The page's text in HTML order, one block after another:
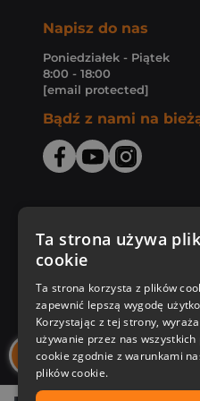
Napisz do nas
Poniedziałek - Piątek
8:00 - 18:00
[email protected]
Bądź z nami na
Zakupy u nas
Nasza oferta
Nasi autorzy
Ta strona używa
cookie
Ta strona korzysta z plików
zapewnić lepszą wygodę
Korzystając z tej strony,
używanie przez nas wszystkich
cookie zgodnie z warunkami
plików cookie.